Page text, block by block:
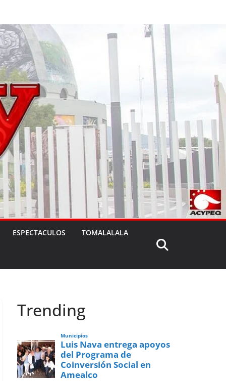
ESPECTACULOS TOMALALALA
Trending
Municipios
Luis Nava entrega apoyos
del Programa de
Coinversión Social en
Amealco